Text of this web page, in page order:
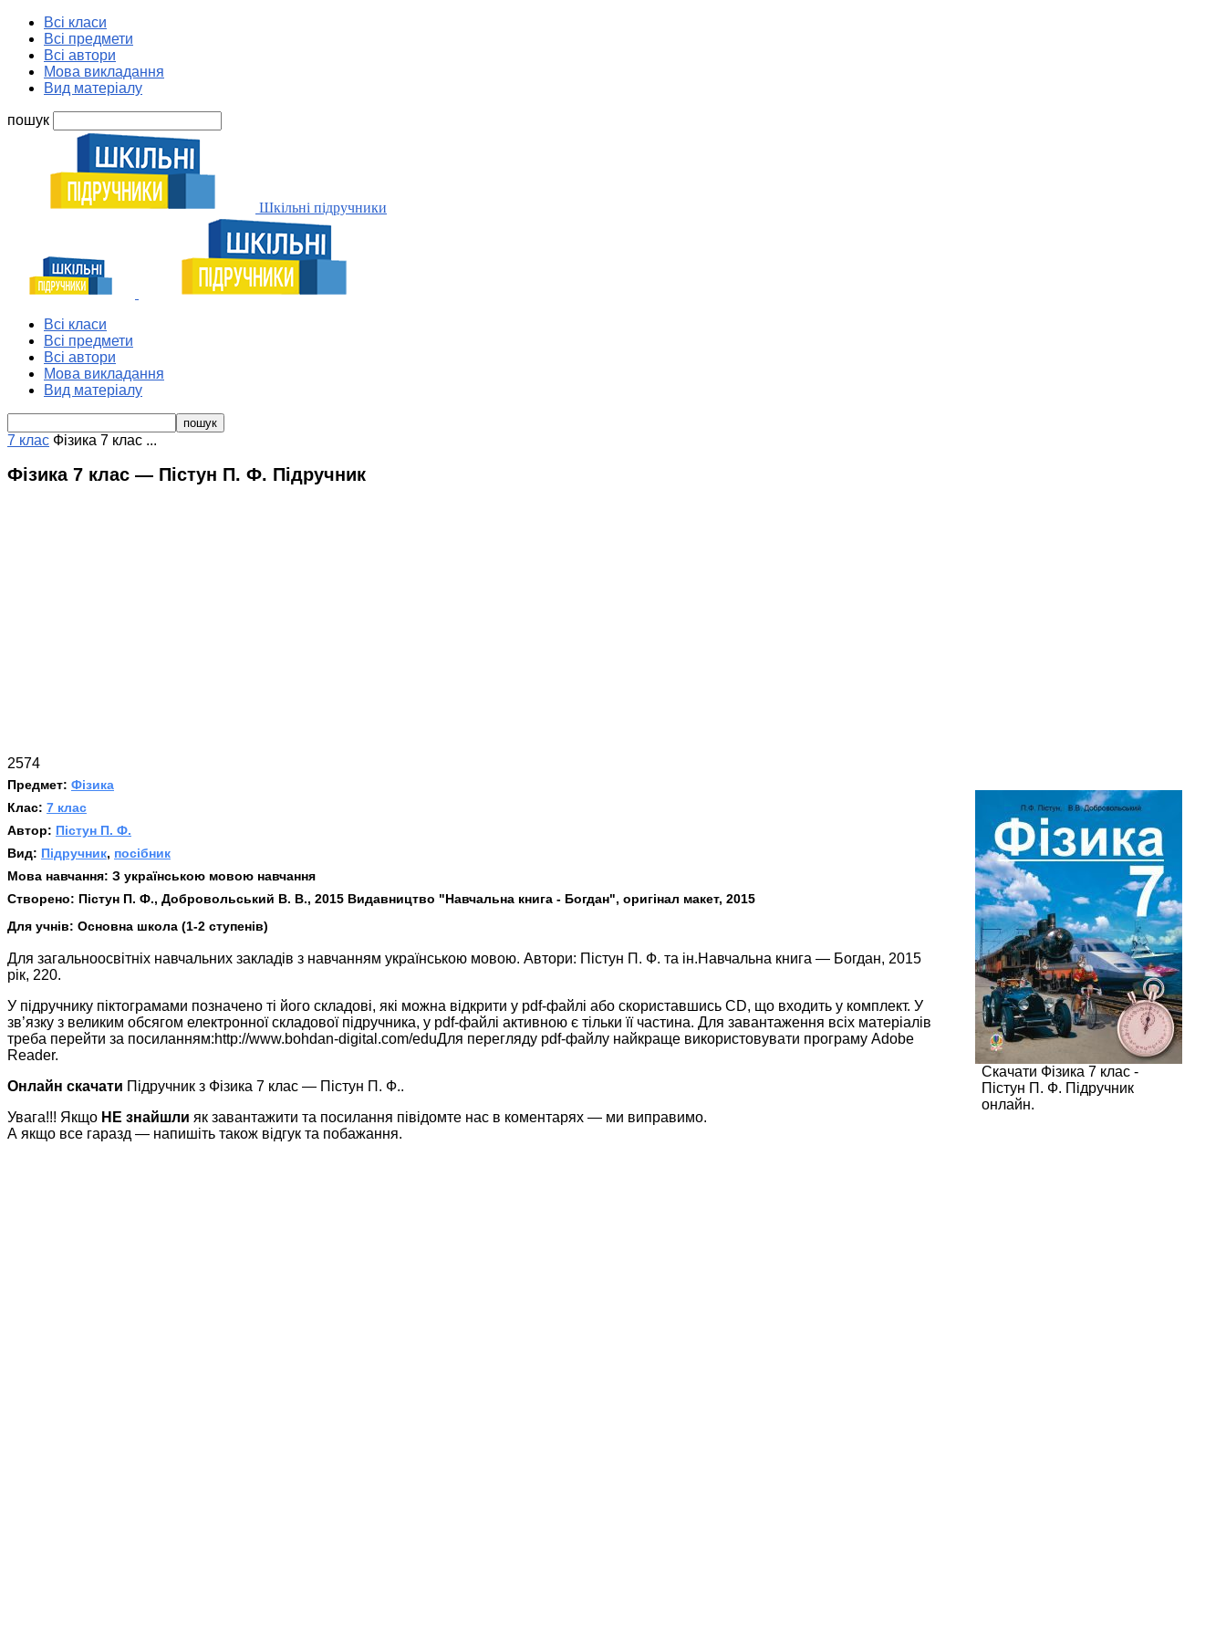
Всі класи
Всі предмети
Всі автори
Мова викладання
Вид матеріалу
пошук
Шкільні підручники
Всі класи
Всі предмети
Всі автори
Мова викладання
Вид матеріалу
7 клас Фізика 7 клас ...
Фізика 7 клас — Пістун П. Ф. Підручник
2574
Скачати Фізика 7 клас -
Пістун П. Ф. Підручник
онлайн.
Предмет: Фізика
Клас: 7 клас
Автор: Пістун П. Ф.
Вид: Підручник, посібник
Мова навчання: З українською мовою навчання
Створено: Пістун П. Ф., Добровольський В. В., 2015 Видавництво "Навчальна книга - Богдан", оригінал макет, 2015
Для учнів: Основна школа (1-2 ступенів)
Для загальноосвітніх навчальних закладів з навчанням українською мовою. Автори: Пістун П. Ф. та ін.Навчальна книга — Богдан, 2015
рік, 220.
У підручнику піктограмами позначено ті його складові, які можна відкрити у pdf-файлі або скориставшись CD, що входить у комплект. У
зв’язку з великим обсягом електронної складової підручника, у pdf-файлі активною є тільки її частина. Для завантаження всіх матеріалів
треба перейти за посиланням:http://www.bohdan-digital.com/eduДля перегляду pdf-файлу найкраще використовувати програму Adobe
Reader.
Онлайн скачати Підручник з Фізика 7 клас — Пістун П. Ф..
Увага!!! Якщо НЕ знайшли як завантажити та посилання півідомте нас в коментарях — ми виправимо.
А якщо все гаразд — напишіть також відгук та побажання.